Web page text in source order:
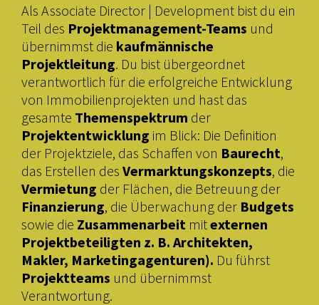
Als Associate Director | Development bist du ein
Teil des Projektmanagement-Teams und
übernimmst die kaufmännische
Projektleitung. Du bist übergeordnet
verantwortlich für die erfolgreiche Entwicklung
von Immobilienprojekten und hast das
gesamte Themenspektrum der
Projektentwicklung im Blick: Die Definition
der Projektziele, das Schaffen von Baurecht,
das Erstellen des Vermarktungskonzepts, die
Vermietung der Flächen, die Betreuung der
Finanzierung, die Überwachung der Budgets
sowie die Zusammenarbeit mitexternen
Projektbeteiligten z. B. Architekten,
Makler, Marketingagenturen). Du führst
Projektteams und übernimmst
Verantwortung.